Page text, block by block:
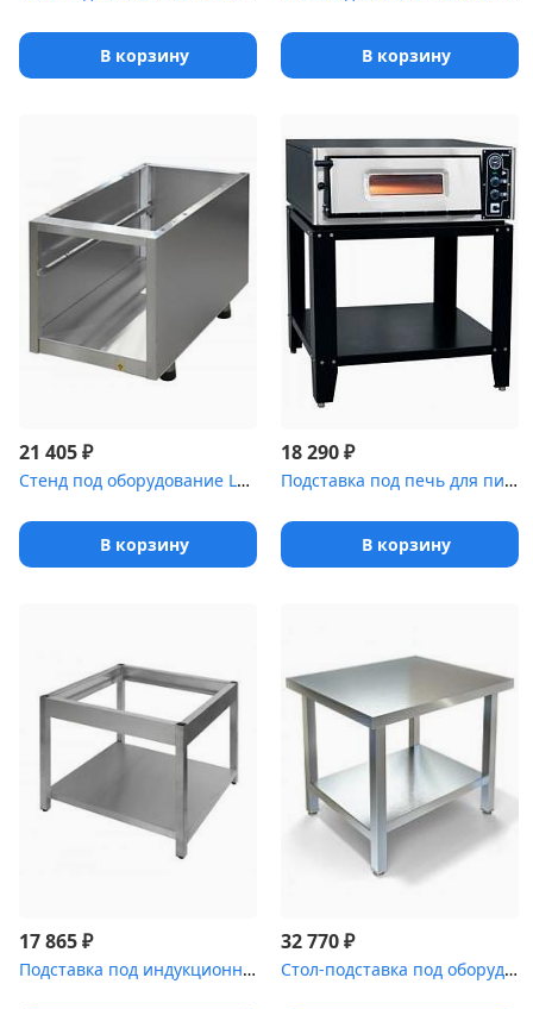
В корзину В корзину
21 405₽
Стенд под оборудование LOTUS [М-4]
В корзину
18 290₽
Подставка под печь для пиццы ABAT ПЭП-4 [ПП-4]
В корзину
17 865₽
Подставка под индукционную плиту ПИ [4-98]
32 770₽
Стол-подставка под оборудование СПР-123/700